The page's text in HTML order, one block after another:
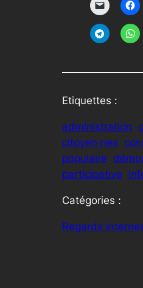
Etiquettes :
administration
citoyen·nes
populaire
participative
Catégories :
Regards